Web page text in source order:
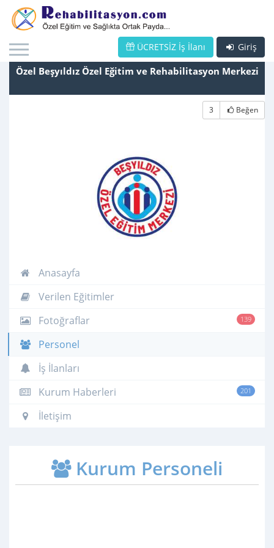
Giriş
ÜCRETSİZ İş İlanı
Özel Beşyıldız Özel Eğitim ve Rehabilitasyon Merkezi
3 Beğen
Anasayfa
Verilen Eğitimler
139
Fotoğraflar
Personel
İş İlanları
201
Kurum Haberleri
İletişim
Kurum Personeli